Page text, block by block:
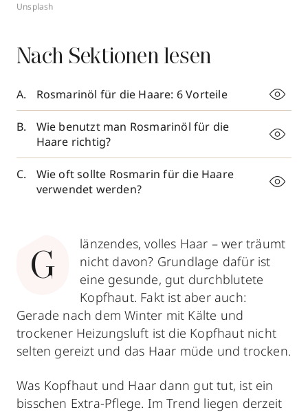
Unsplash
Nach Sektionen lesen
Rosmarinöl für die Haare: 6 Vorteile
Wie benutzt man Rosmarinöl für die
Haare richtig?
Wie oft sollte Rosmarin für die Haare
verwendet werden?
G
länzendes, volles Haar – wer träumt
nicht davon? Grundlage dafür ist
eine gesunde, gut durchblutete
Kopfhaut. Fakt ist aber auch:
Gerade nach dem Winter mit Kälte und
trockener Heizungsluft ist die Kopfhaut nicht
selten gereizt und das Haar müde und trocken.
Was Kopfhaut und Haar dann gut tut, ist ein
bisschen Extra-Pflege. Im Trend liegen derzeit